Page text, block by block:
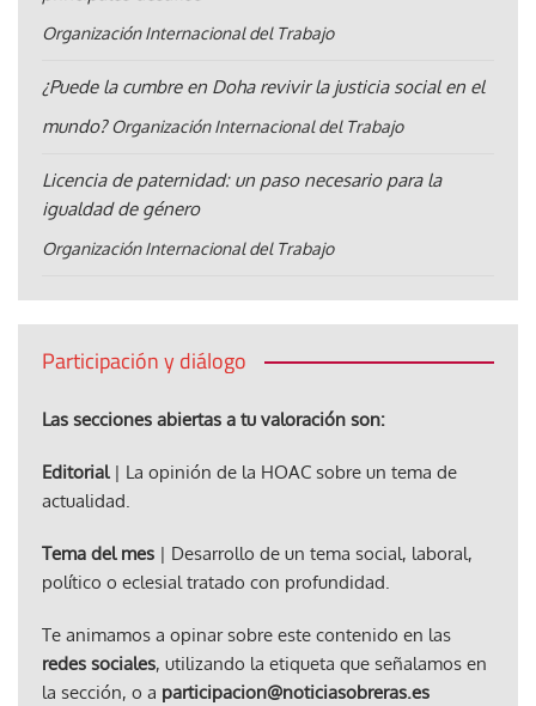
Organización Internacional del Trabajo
¿Puede la cumbre en Doha revivir la justicia social en el
mundo? Organización Internacional del Trabajo
Licencia de paternidad: un paso necesario para la
igualdad de género
Organización Internacional del Trabajo
Participación y diálogo
Las secciones abiertas a tu valoración son:
Editorial| La opinión de la HOAC sobre un tema de
actualidad.
Tema del mes | Desarrollo de un tema social, laboral,
político o eclesial tratado con profundidad.
Te animamos a opinar sobre este contenido en las
redes sociales, utilizando la etiqueta que señalamos en
la sección, o a participacion@noticiasobreras.es